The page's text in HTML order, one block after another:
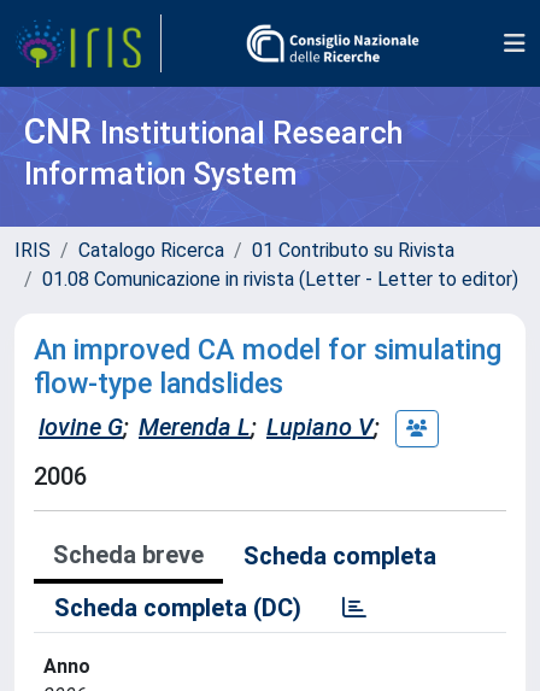
CNR Institutional Research
Information System
IRIS Catalogo Ricerca
01 Contributo su Rivista
01.08 Comunicazione in rivista (Letter - Letter to editor)
An improved CA model for simulating
flow-type landslides
Iovine G; Merenda L; Lupiano V;
2006
Scheda breve
Scheda completa
Scheda completa (DC)
Anno